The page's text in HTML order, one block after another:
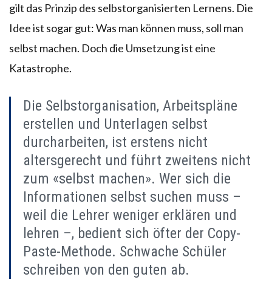
gilt das Prinzip des selbstorganisierten Lernens. Die
Idee ist sogar gut: Was man können muss, soll man
selbst machen. Doch die Umsetzung ist eine
Katastrophe.
Die Selbstorganisation, Arbeitspläne
erstellen und Unterlagen selbst
durcharbeiten, ist erstens nicht
altersgerecht und führt zweitens nicht
zum «selbst machen». Wer sich die
Informationen selbst suchen muss –
weil die Lehrer weniger erklären und
lehren –, bedient sich öfter der Copy-
Paste-Methode. Schwache Schüler
schreiben von den guten ab.